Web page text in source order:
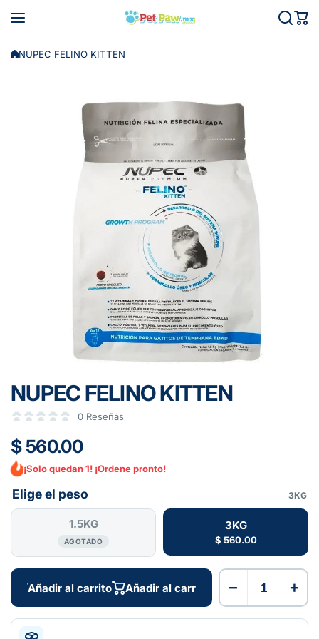
NUPEC FELINO KITTEN
NUPEC FELINO KITTEN
0 Reseñas
$ 560.00
¡Solo quedan 1! ¡Ordene pronto!
Elige el peso 3KG
1.5KG
AGOTADO
3KG
$ 560.00
Añadir al carrito Añadir al carrito − +